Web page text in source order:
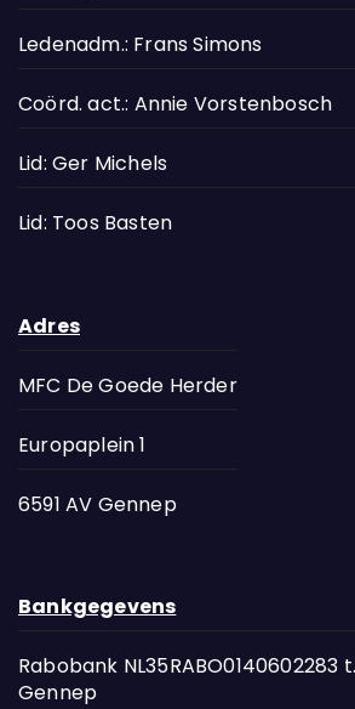
Ledenadm.: Frans Simons
Coörd. act.: Annie Vorstenbosch
Lid: Ger Michels
Lid: Toos Basten
Adres
MFC De Goede Herder
Europaplein 1
6591 AV Gennep
Bankgegevens
Rabobank NL35RABO0140602283
Gennep